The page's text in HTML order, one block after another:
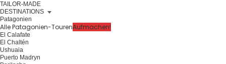
TAILOR-MADE
DESTINATIONS
Patagonien
Alle Patagonien-TourenAufmachen!
El Calafate
El Chaltén
Ushuaia
Puerto Madryn